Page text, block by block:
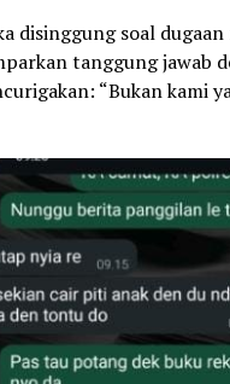
disinggung soal
tanggung jawab
“Bukan kami